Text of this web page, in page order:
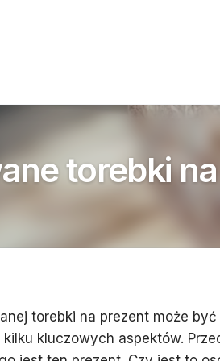
torebki
torebki na prezent może być
kluczowych aspektów.